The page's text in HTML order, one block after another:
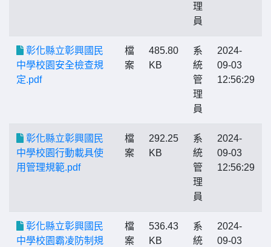
理
員
彰化縣立彰興國民
中學校園安全檢查規
定.pdf
檔
案
485.80
KB
系
統
管
理
員
2024-
09-03
12:56:29
彰化縣立彰興國民
中學校園行動載具使
用管理規範.pdf
檔
案
292.25
KB
系
統
管
理
員
2024-
09-03
12:56:29
彰化縣立彰興國民
中學校園霸凌防制規
檔
案
536.43
KB
系
統
2024-
09-03